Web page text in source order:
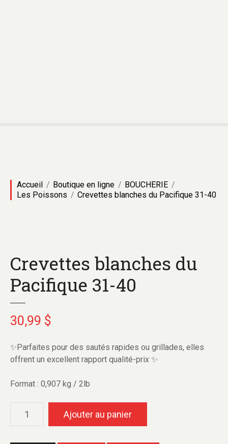
Accueil Boutique en ligne
BOUCHERIE
Les Poissons
Crevettes blanches du Pacifique 31-40
Crevettes blanches du
Pacifique 31-40
30,99 $
✨Parfaites pour des sautés rapides ou grillades, elles
offrent un excellent rapport qualité-prix ✨
Format : 0,907 kg / 2lb
Ajouter au panier